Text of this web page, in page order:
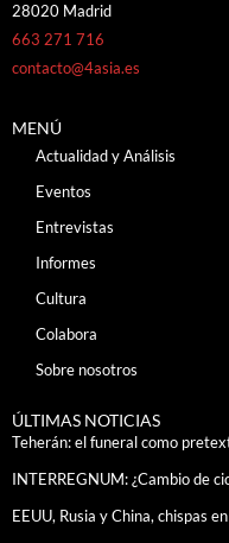
28020 Madrid
663 271 716
contacto@4asia.es
MENÚ
Actualidad y Análisis
Eventos
Entrevistas
Informes
Cultura
Colabora
Sobre nosotros
ÚLTIMAS NOTICIAS
Teherán: el funeral como
INTERREGNUM: ¿Cambio de
EEUU, Rusia y China, chispas